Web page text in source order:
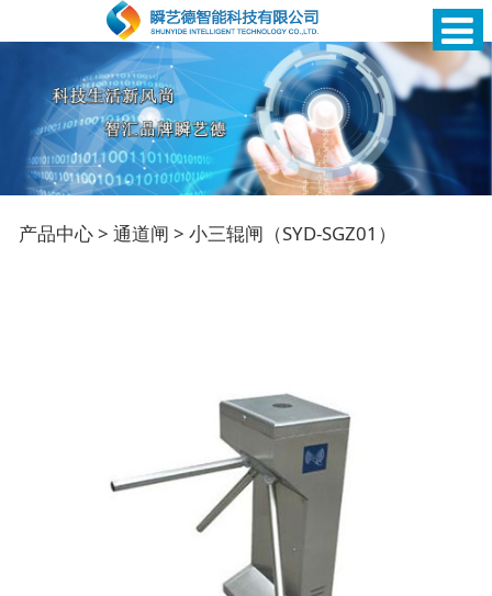
小三辊闸（SYD-
产品中心> 通道闸 > 小三辊闸（SYD-SGZ01）